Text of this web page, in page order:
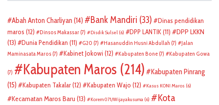
Abah Anton Charliyan (14) Bank Mandiri (33)
Dinas pendidikan
maros (12) Dinsos Makassar (7) Disdik Sulsel (6) DPP LANTIK(11)
DPP LKKN
(13)
Dunia Pendidikan (11) G20 (7) Hasanuddin Husni Abdullah (7)
Jalan
Maminasata Maros (7) Kabinet Jokowi (12) Kabupaten Bone (7) Kabupaten Gowa
(7) Kabupaten Maros (214)
Kabupaten Pinrang
(15)
Kabupaten Takalar(12) Kabupaten Wajo (12) Kasus KONI Maros (6)
Kecamatan Maros Baru (13) Korem 071/Wijayakusuma (6)
Kota